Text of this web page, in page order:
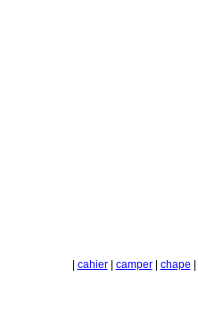
cahier| camper| chape